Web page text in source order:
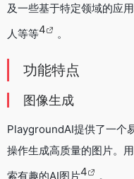
及一些基于特定领域的应
人等等4 。
功能特点
图像生成
PlaygroundAI提供了一个
操作生成高质量的图片。
索有趣的AI图片4 。